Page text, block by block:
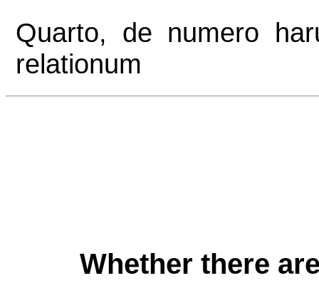
Quarto, de numero
relationum
Whether there